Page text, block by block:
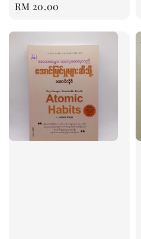
Regular
RM 20.00